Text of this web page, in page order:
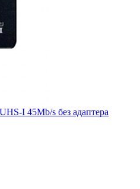
I 45Mb/s без адаптера